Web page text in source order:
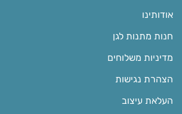
אודותינו
חנות מתנות לגן
מדיניות משלוחים
הצהרת נגישות
העלאת עיצוב